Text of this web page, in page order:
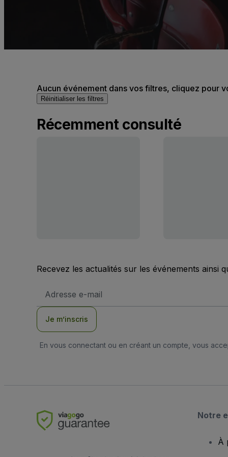
Aucun événement dans vos filtres, cliquez pour
Réinitialiser les filtres
Récemment consulté
Recevez les actualités sur les événements ainsi
e-
Je m’inscris
En vous connectant ou en créant un compte, vous
Notre
À